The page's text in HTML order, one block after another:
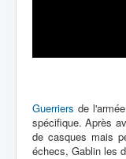
Guerriers de
spécifique. Après
de casques mais
échecs, Gablin les